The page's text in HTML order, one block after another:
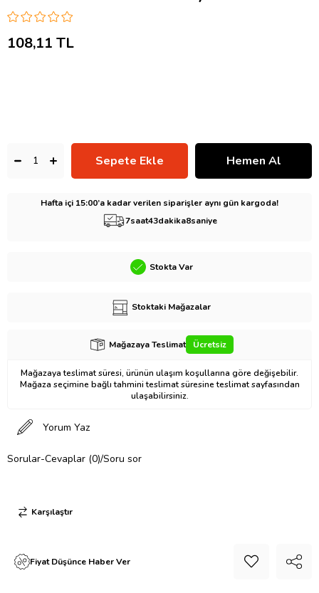
108,11 TL
Hafta içi 15:00’a kadar verilen siparişler aynı gün kargoda!
7saat43dakika7saniye
Stokta Var
Stoktaki Mağazalar
Mağazaya Teslimat Ücretsiz
Mağazaya teslimat süresi, ürünün ulaşım koşullarına göre değişebilir.
Mağaza seçimine bağlı tahmini teslimat süresine teslimat sayfasından
ulaşabilirsiniz.
Yorum Yaz
Sorular-Cevaplar (0)/Soru sor
Karşılaştır
Fiyat Düşünce Haber Ver